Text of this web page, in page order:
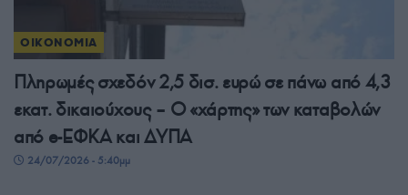
ΟΙΚΟΝΟΜΙΑ
Πληρωμές σχεδόν 2,5 δισ. ευρώ σε πάνω από 4,3
εκατ. δικαιούχους – Ο «χάρτης» των καταβολών
από e-ΕΦΚΑ και ΔΥΠΑ
24/07/2026 - 5:40μμ